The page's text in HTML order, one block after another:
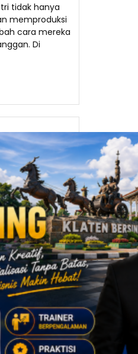
tidak hanya
memproduksi
cara mereka
Di